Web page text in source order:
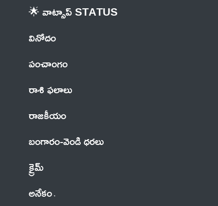
🌟 వాట్సాప్ STATUS
వినోదం
పంచాంగం
రాశి ఫలాలు
రాజకీయం
బంగారం-వెండి ధరలు
క్రైమ్
అనేకం